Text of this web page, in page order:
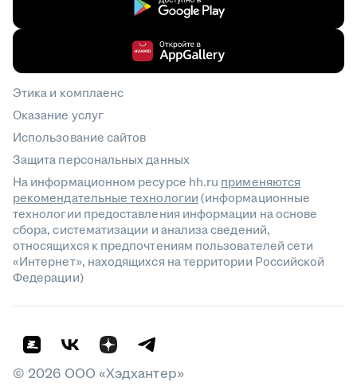
Этика и комплаенс
Оказание услуг
Использование сайтов
Защита персональных данных
На информационном ресурсе hh.ru применяются
рекомендательные технологии(информационные
технологии предоставления информации на основе
сбора, систематизации и анализа сведений,
относящихся к предпочтениям пользователей сети
«Интернет», находящихся на территории Российской
Федерации)
© 2026 ООО «Хэдхантер»